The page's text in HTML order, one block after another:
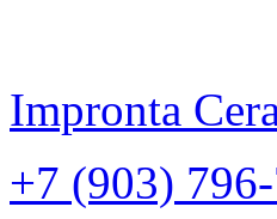
Impronta
+7 (903)